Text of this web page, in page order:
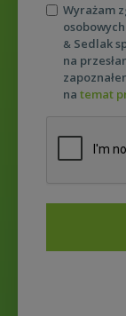
Wyrażam
& Sedlak
na
natemat